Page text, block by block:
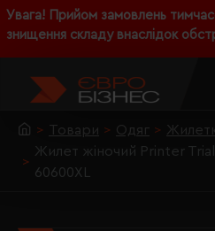
Увага! Прийом замовлень
знищення складу внаслідок
Товари Одяг
Жилет жіночий Printer
60600XL